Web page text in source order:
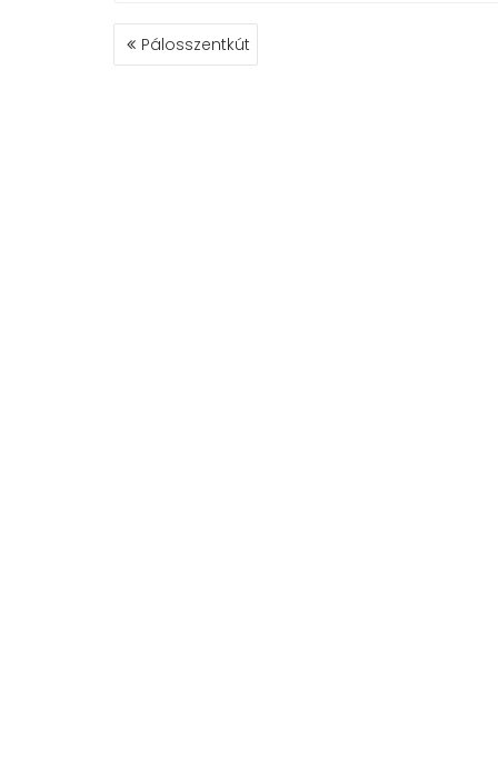
BEJEGYZÉS
NAVIGÁCIÓ
Pálosszentkút